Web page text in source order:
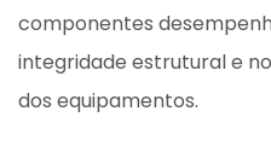
componentes
integridade estrutural e
dos equipamentos.